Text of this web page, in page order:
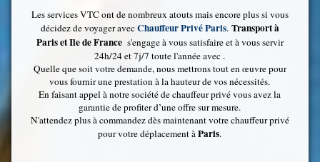
Les services VTC ont de nombreux atouts mais encore plus si vous
décidez de voyager avecChauffeur Privé Paris. Transport à
Paris et Ile de Frances'engage à vous satisfaire et à vous servir
24h/24 et 7j/7 toute l'année avec .
Quelle que soit votre demande, nous mettrons tout en œuvre pour
vous fournir une prestation à la hauteur de vos nécessités.
En faisant appel à notre société de chauffeur privé vous avez la
garantie de profiter d’une offre sur mesure.
N'attendez plus à commandez dès maintenant votre chauffeur privé
pour votre déplacement àParis.